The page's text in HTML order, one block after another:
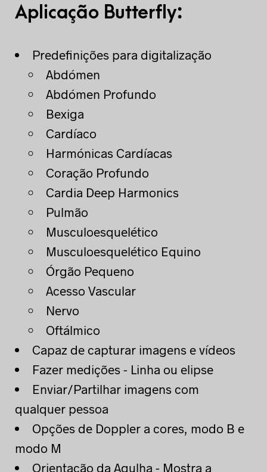
Aplicação Butterfly:
Predefinições para digitalização
Abdómen
Abdómen Profundo
Bexiga
Cardíaco
Harmónicas Cardíacas
Coração Profundo
Cardia Deep Harmonics
Pulmão
Musculoesquelético
Musculoesquelético Equino
Órgão Pequeno
Acesso Vascular
Nervo
Oftálmico
Capaz de capturar imagens e vídeos
Fazer medições - Linha ou elipse
Enviar/Partilhar imagens com
qualquer pessoa
Opções de Doppler a cores, modo B e
modo M
Orientação da Agulha - Mostra a